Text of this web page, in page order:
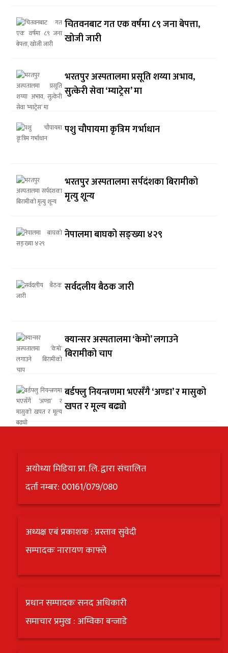
चितवनबाट गत एक वर्षमा ८९ जना बेपत्ता,
खोजी जारी
भरतपुर अस्पतालमा प्रसूति शय्या अभाव,
सुत्केरी सेवा ‘म्याट्रेस’ मा
पशु चौपायमा कृत्रिम गर्भाधान
भरतपुर अस्पतालमा सर्पदंशका बिरामीको
मृत्यु शून्य
नेपालमा बाघको सङ्ख्या ४२९
सर्वदलीय बैठक जारी
क्यान्सर अस्पतालमा ‘केमो’ लगाउने
बिरामीको चाप
बर्डफ्लु नियन्त्रणमा भएसँगै ‘अण्डा’ र मासुको
खपत र मूल्य बढ्यो
अयोध्या मिडिया प्रा. लि. द्वारा संचालित
दर्ता नम्बर: 00161/079/080
अध्यक्ष एबं प्रकाशक : प्रस्ताव सुवेदी
सम्पादकः नारायण काफ्ले
प्रधान सम्पादकः सनद अधिकारी
समाचार प्रमुख : अम्विका बन्जाडे